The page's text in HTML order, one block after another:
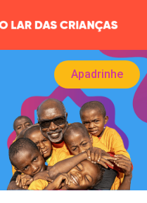
Apadrinhe